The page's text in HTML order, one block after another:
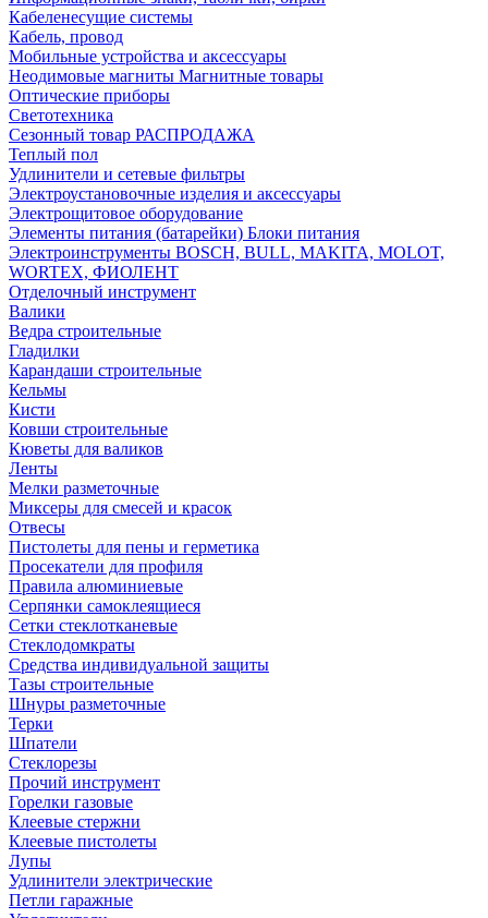
Кабеленесущие системы
Кабель, провод
Мобильные устройства и аксессуары
Неодимовые магниты Магнитные товары
Оптические приборы
Светотехника
Сезонный товар РАСПРОДАЖА
Теплый пол
Удлинители и сетевые фильтры
Электроустановочные изделия и аксессуары
Электрощитовое оборудование
Элементы питания (батарейки) Блоки питания
Электроинструменты BOSCH, BULL, MAKITA, MOLOT,
WORTEX, ФИОЛЕНТ
Отделочный инструмент
Валики
Ведра строительные
Гладилки
Карандаши строительные
Кельмы
Кисти
Ковши строительные
Кюветы для валиков
Ленты
Мелки разметочные
Миксеры для смесей и красок
Отвесы
Пистолеты для пены и герметика
Просекатели для профиля
Правила алюминиевые
Серпянки самоклеящиеся
Сетки стеклотканевые
Стеклодомкраты
Средства индивидуальной защиты
Тазы строительные
Шнуры разметочные
Терки
Шпатели
Стеклорезы
Прочий инструмент
Горелки газовые
Клеевые стержни
Клеевые пистолеты
Лупы
Удлинители электрические
Петли гаражные